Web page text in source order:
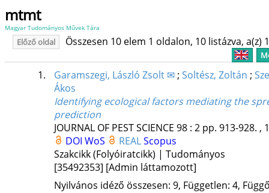
mtmt
Magyar Tudományos Művek Tára
Előző oldal Összesen 10 elem 1 oldalon, 10 listázva, a(z)
1. Garamszegi, László Zsolt ✉; Soltész, Zoltán ;
Ákos
Identifying ecological factors mediating the
prediction
JOURNAL OF PEST SCIENCE 98: 2 pp. 913-928. ,
DOI WoS REALScopus
Szakcikk (Folyóiratcikk) | Tudományos
[35492353] [Admin láttamozott]
Nyilvános idéző összesen: 9, Független: 4,